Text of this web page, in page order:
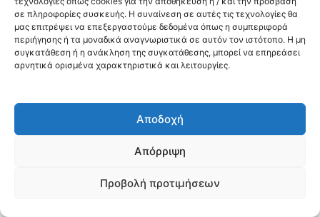
σε πληροφορίες συσκευής. Η συναίνεση σε αυτές τις τεχνολογίες θα
μας επιτρέψει να επεξεργαστούμε δεδομένα όπως η συμπεριφορά
περιήγησης ή τα μοναδικά αναγνωριστικά σε αυτόν τον ιστότοπο. Η μη
συγκατάθεση ή η ανάκληση της συγκατάθεσης, μπορεί να επηρεάσει
αρνητικά ορισμένα χαρακτηριστικά και λειτουργίες.
Αποδοχή
Απόρριψη
Προβολή προτιμήσεων